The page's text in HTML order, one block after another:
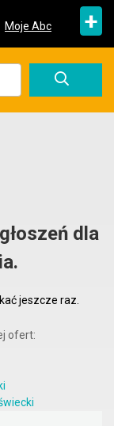
Moje Abc +
dla
jeszcze raz.
ofert: